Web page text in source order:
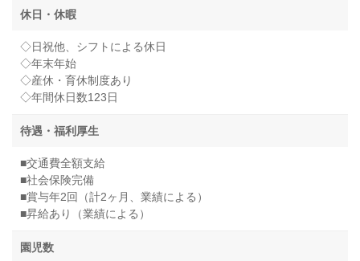
休日・休暇
◇日祝他、シフトによる休日
◇年末年始
◇産休・育休制度あり
◇年間休日数123日
待遇・福利厚生
■交通費全額支給
■社会保険完備
■賞与年2回（計2ヶ月、業績による）
■昇給あり（業績による）
園児数